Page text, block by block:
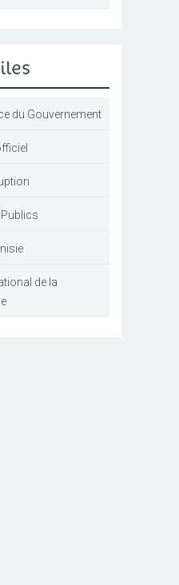
du Gouvernement
de la